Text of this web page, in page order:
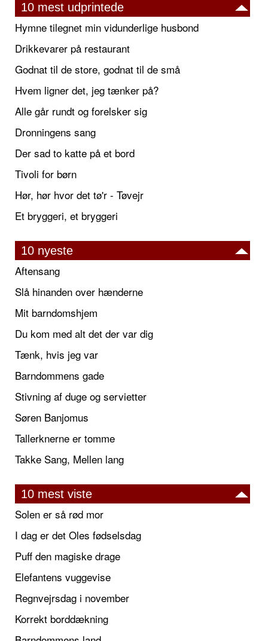
10 mest udprintede
Hymne tilegnet min vidunderlige husbond
Drikkevarer på restaurant
Godnat til de store, godnat til de små
Hvem ligner det, jeg tænker på?
Alle går rundt og forelsker sig
Dronningens sang
Der sad to katte på et bord
Tivoli for børn
Hør, hør hvor det tø'r - Tøvejr
Et bryggeri, et bryggeri
10 nyeste
Aftensang
Slå hinanden over hænderne
Mit barndomshjem
Du kom med alt det der var dig
Tænk, hvis jeg var
Barndommens gade
Stivning af duge og servietter
Søren Banjomus
Tallerknerne er tomme
Takke Sang, Mellen lang
10 mest viste
Solen er så rød mor
I dag er det Oles fødselsdag
Puff den magiske drage
Elefantens vuggevise
Regnvejrsdag i november
Korrekt borddækning